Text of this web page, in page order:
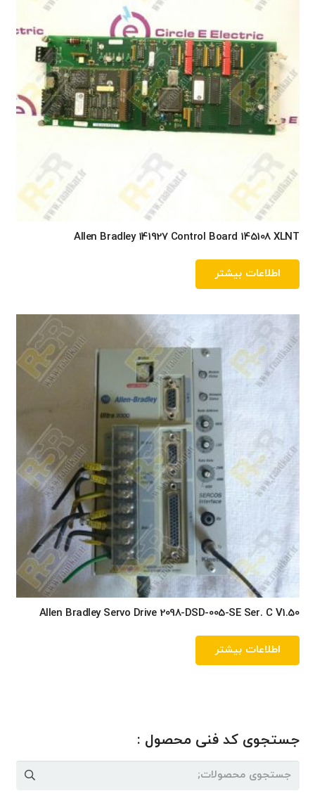
Allen Bradley 141927 Control Board 145108 XLNT
اطلاعات بیشتر
Allen Bradley Servo Drive 2098-DSD-005-SE Ser. C V1.50
اطلاعات بیشتر
جستجوی کد فنی محصول :
جستجو